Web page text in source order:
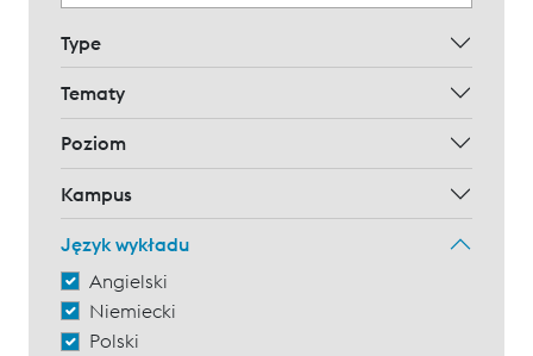
Type
Tematy
Poziom
Kampus
Język wykładu
Angielski
Niemiecki
Polski